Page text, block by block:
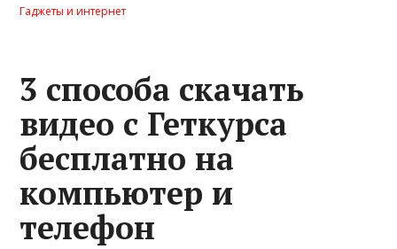
Гаджеты и интернет
3 способа скачать
видео с Геткурса
бесплатно на
компьютер и
телефон